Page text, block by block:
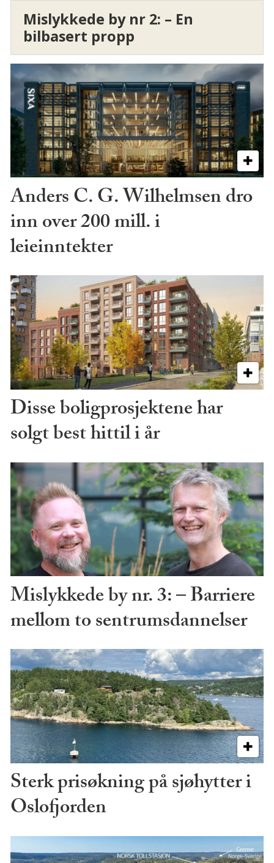
Mislykkede by nr 2: – En
bilbasert propp
Anders C. G. Wilhelmsen dro
inn over 200 mill. i
leieinntekter
Disse boligprosjektene har
solgt best hittil i år
Mislykkede by nr. 3: – Barriere
mellom to sentrumsdannelser
Sterk prisøkning på sjøhytter i
Oslofjorden